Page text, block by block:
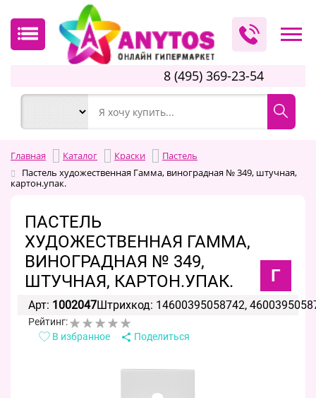
8 (495) 369-23-54
Главная Каталог Краски
Пастель
Пастель художественная Гамма, виноградная № 349, штучная,
картон.упак.
ПАСТЕЛЬ
ХУДОЖЕСТВЕННАЯ ГАММА,
ВИНОГРАДНАЯ № 349,
ШТУЧНАЯ, КАРТОН.УПАК.
Г
Арт: 1002047Штрихкод: 14600395058742,
Рейтинг:
В избранное
Поделиться